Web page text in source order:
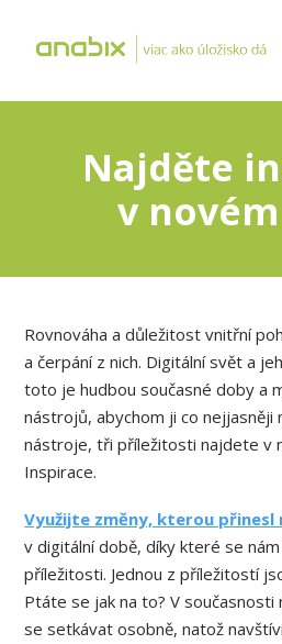
Najděte
v
Rovnováha a důležitost vnitřní
a čerpání z nich. Digitální svět a
toto je hudbou současné doby a
nástrojů, abychom ji co nejjasněji
nástroje, tři příležitosti najdete v
Inspirace.
Využijte změny, kterou přinesl
v digitální době, díky které se
příležitosti. Jednou z příležitostí
Ptáte se jak na to? V
se setkávat osobně, natož